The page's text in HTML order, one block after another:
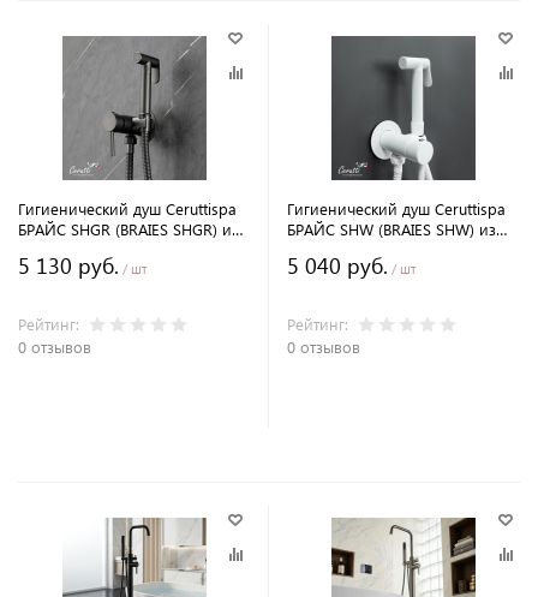
Гигиенический душ Ceruttispa
БРАЙС SHGR (BRAIES SHGR) из
5 130 руб. / шт
Рейтинг:
0 отзывов
Гигиенический душ Ceruttispa
БРАЙС SHW (BRAIES SHW) из
5 040 руб. / шт
Рейтинг:
0 отзывов